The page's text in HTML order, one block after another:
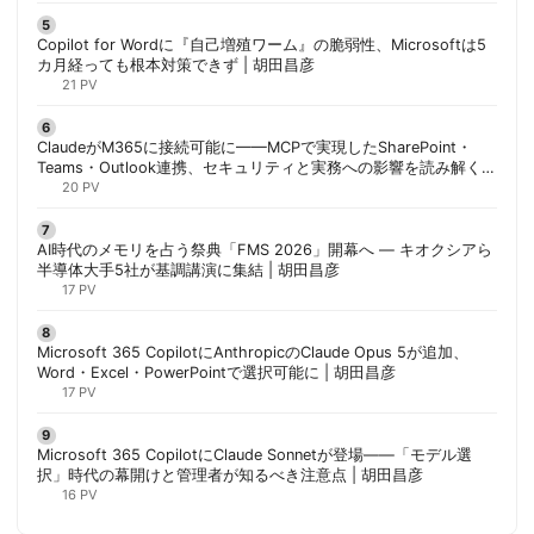
Copilot for Wordに『自己増殖ワーム』の脆弱性、Microsoftは5
カ月経っても根本対策できず | 胡田昌彦
21 PV
ClaudeがM365に接続可能に——MCPで実現したSharePoint・
Teams・Outlook連携、セキュリティと実務への影響を読み解く |
胡田昌彦
20 PV
AI時代のメモリを占う祭典「FMS 2026」開幕へ ― キオクシアら
半導体大手5社が基調講演に集結 | 胡田昌彦
17 PV
Microsoft 365 CopilotにAnthropicのClaude Opus 5が追加、
Word・Excel・PowerPointで選択可能に | 胡田昌彦
17 PV
Microsoft 365 CopilotにClaude Sonnetが登場——「モデル選
択」時代の幕開けと管理者が知るべき注意点 | 胡田昌彦
16 PV